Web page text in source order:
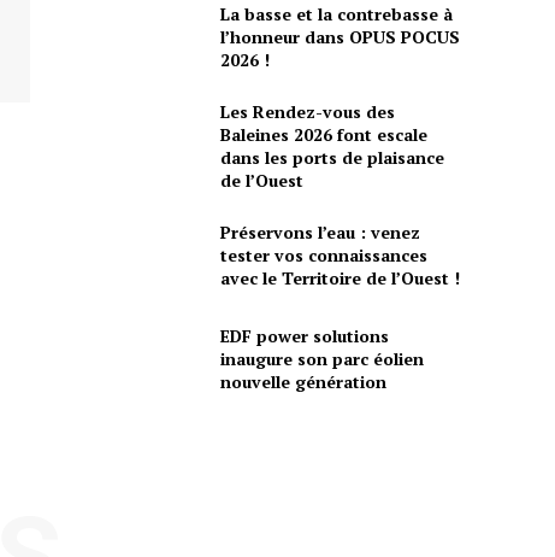
La basse et la contrebasse à
l’honneur dans OPUS POCUS
2026 !
Les Rendez-vous des
Baleines 2026 font escale
dans les ports de plaisance
de l’Ouest
Préservons l’eau : venez
tester vos connaissances
avec le Territoire de l’Ouest !
EDF power solutions
inaugure son parc éolien
nouvelle génération